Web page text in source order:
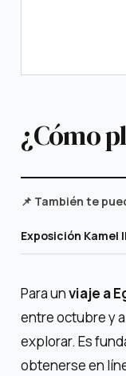
¿Cómo
📌 También te
Exposición Kamel
Para unviaje a
entre octubre y
explorar. Es
obtenerse en